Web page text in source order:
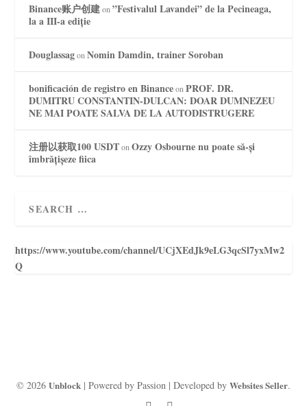
Binance账户创建on”Festivalul Lavandei” de la Pecineaga,
la a III-a ediție
DouglassagonNomin Damdin, trainer Soroban
bonificación de registro en BinanceonPROF. DR.
DUMITRU CONSTANTIN-DULCAN: DOAR DUMNEZEU
NE MAI POATE SALVA DE LA AUTODISTRUGERE
注册以获取100 USDTonOzzy Osbourne nu poate să-și
îmbrățișeze fiica
https://www.youtube.com/channel/UCjXEdJk9eLG3qcSl7yxMw2
Q
© 2026 Unblock | Powered by Passion | Developed by Websites Seller.